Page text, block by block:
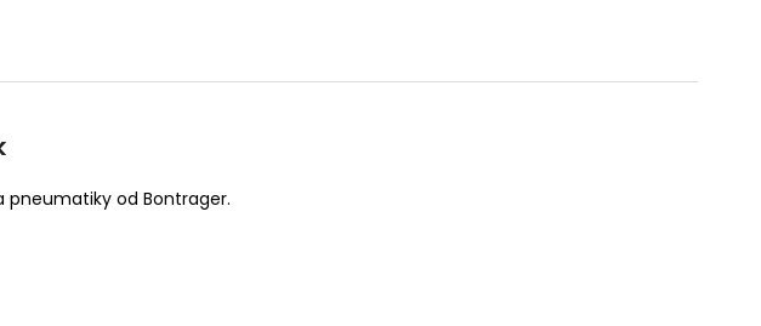
od Bontrager.